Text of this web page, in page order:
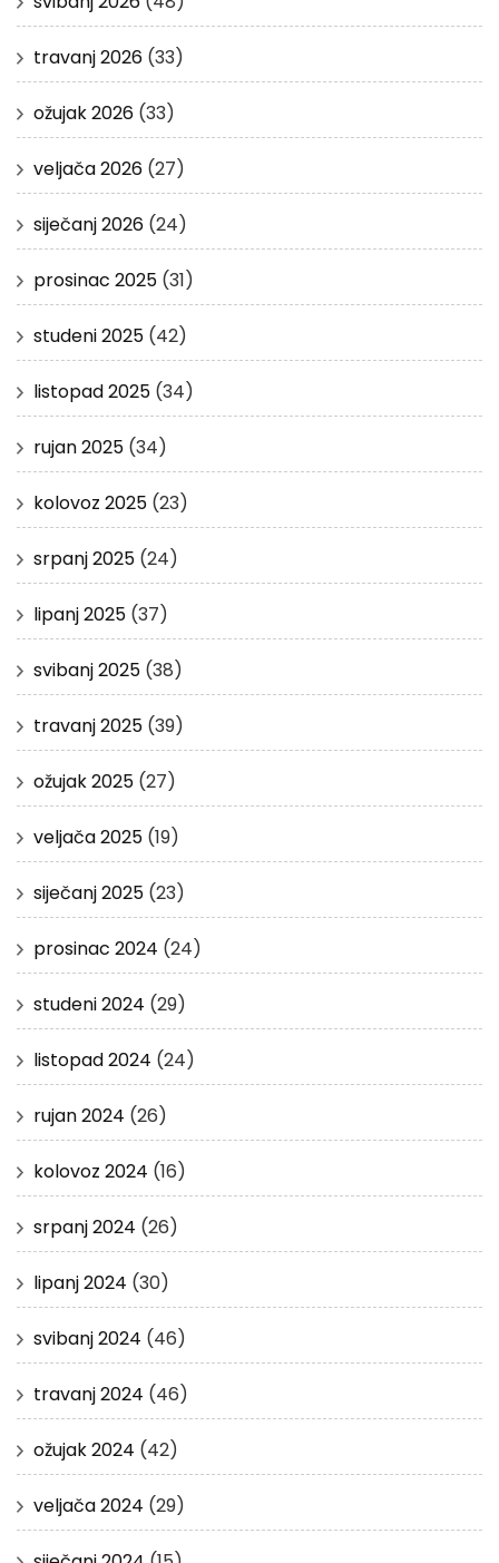
travanj 2026 (33)
ožujak 2026 (33)
veljača 2026 (27)
siječanj 2026 (24)
prosinac 2025 (31)
studeni 2025 (42)
listopad 2025 (34)
rujan 2025 (34)
kolovoz 2025 (23)
srpanj 2025 (24)
lipanj 2025 (37)
svibanj 2025 (38)
travanj 2025 (39)
ožujak 2025 (27)
veljača 2025 (19)
siječanj 2025 (23)
prosinac 2024 (24)
studeni 2024 (29)
listopad 2024 (24)
rujan 2024 (26)
kolovoz 2024 (16)
srpanj 2024 (26)
lipanj 2024 (30)
svibanj 2024 (46)
travanj 2024 (46)
ožujak 2024 (42)
veljača 2024 (29)